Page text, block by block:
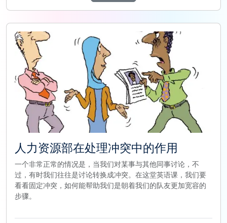
人力资源部在处理冲突中的作用
一个非常正常的情况是，当我们对某事与其他同事讨论，不
过，有时我们往往是讨论转换成冲突。在这堂英语课，我们要
看看固定冲突，如何能帮助我们是朝着我们的队友更加宽容的
步骤。